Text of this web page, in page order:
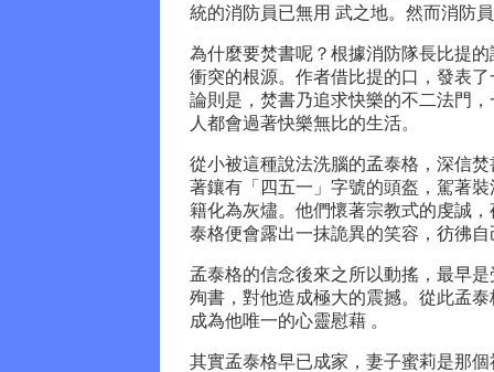
統的消防員已無用 武之地。然而消防
為什麼要焚書呢？根據消防隊長比提
衝突的根源。作者借比提的口，發表
論則是，焚書乃追求快樂的不二法門
人都會過著快樂無比的生活。
從小被這種說法洗腦的孟泰格，深信
著鑲有「四五一」字號的頭盔，駕著
籍化為灰燼。他們懷著宗教式的虔誠
泰格便會露出一抹詭異的笑容，彷彿
孟泰格的信念後來之所以動搖，最早
殉書，對他造成極大的震撼。從此孟
成為他唯一的心靈慰藉 。
其實孟泰格早已成家，妻子蜜莉是那